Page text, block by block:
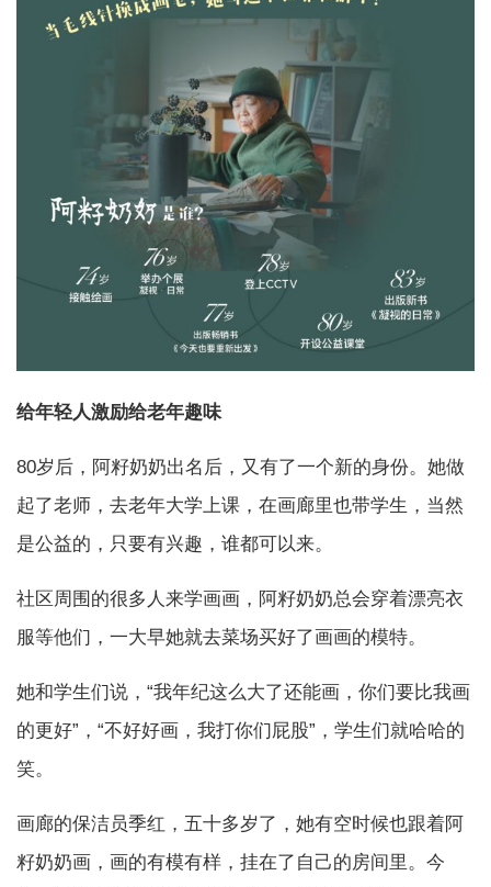
给年轻人激励给老年趣味
80岁后，阿籽奶奶出名后，又有了一个新的身份。她做
起了老师，去老年大学上课，在画廊里也带学生，当然
是公益的，只要有兴趣，谁都可以来。
社区周围的很多人来学画画，阿籽奶奶总会穿着漂亮衣
服等他们，一大早她就去菜场买好了画画的模特。
她和学生们说，“我年纪这么大了还能画，你们要比我画
的更好”，“不好好画，我打你们屁股”，学生们就哈哈的
笑。
画廊的保洁员季红，五十多岁了，她有空时候也跟着阿
籽奶奶画，画的有模有样，挂在了自己的房间里。今